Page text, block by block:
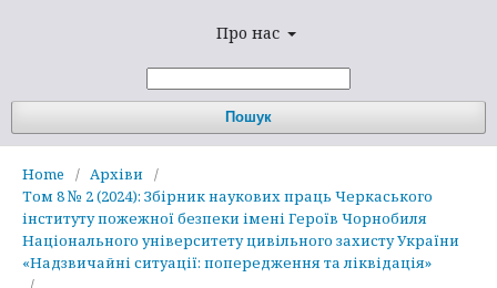
Про нас
Пошук
Home / Архіви
/
Том 8 № 2 (2024): Збірник наукових праць Черкаського
інституту пожежної безпеки імені Героїв Чорнобиля
Національного університету цивільного захисту України
«Надзвичайні ситуації: попередження та ліквідація»